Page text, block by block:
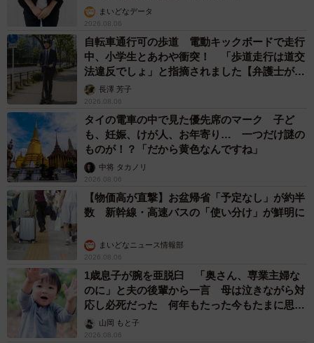
まいどなデータ
2026.08.06
自転車通行可の歩道 電動キックボードで走行
中、小学生とあわや衝突！ 「歩道走行は道交
法違反でしょ」と指摘されました【弁護士が解
説】長澤 芳子
2026.08.06
タイの電車の中で見た優先席のマーク 子ど
も、妊娠、けが人、お年寄り… 一つだけ謎の
ものが！？「だから黄色なんですね」
中将 タカノリ
2026.08.06
【物価高が直撃】お盆帰省「予定なし」が約半
数 新幹線・高速バスの「使い分け」が鮮明に
まいどなニュース情報部
2026.08.06
1歳息子が腕を亜脱臼 「奥さん、専業主婦な
のに」と夫の後輩から一言 母は泣きながら対
応し必死だった 何年もたった今もたまに思い
出し…山岡 もと子
2026.08.06